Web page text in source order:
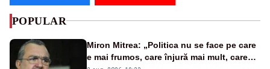
POPULAR
Miron Mitrea: „Politica nu se face pe care
e mai frumos, care înjură mai mult, care